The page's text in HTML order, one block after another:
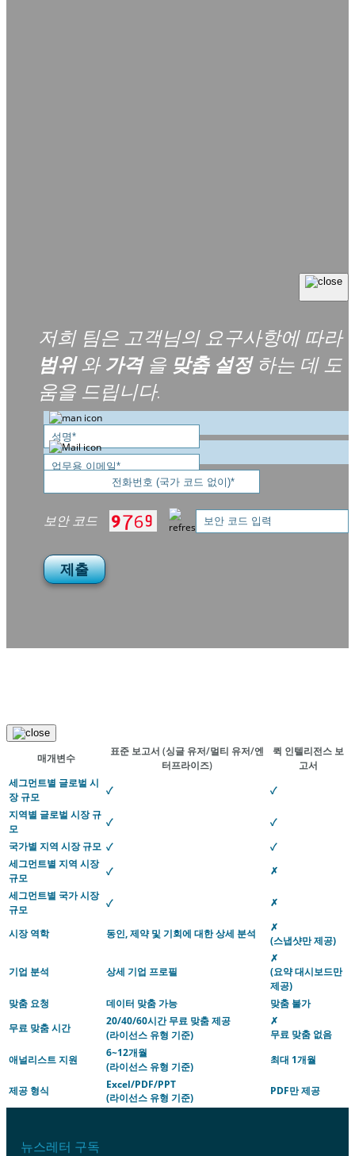
저희 팀은 고객님의 요구사항에 따라
범위와가격을 맞춤 설정하는 데 도
움을 드립니다.
보안 코드
제출
매개변수
표준 보고서 (싱글 유저/멀티 유저/엔
터프라이즈)
퀵 인텔리전스 보
고서
세그먼트별 글로벌 시
장 규모
✓
✓
지역별 글로벌 시장 규
모
✓
✓
국가별 지역 시장 규모 ✓
✓
세그먼트별 지역 시장
규모
✓
✗
세그먼트별 국가 시장
규모
✓ ✗
시장 역학 동인, 제약 및 기회에 대한 상세 분석
✗
(스냅샷만 제공)
기업 분석 상세 기업 프로필
✗
(요약 대시보드만
제공)
맞춤 요청
데이터 맞춤 가능
맞춤 불가
무료 맞춤 시간
20/40/60시간 무료 맞춤 제공
(라이선스 유형 기준)
✗
무료 맞춤 없음
애널리스트 지원
6~12개월
(라이선스 유형 기준)
최대 1개월
제공 형식
Excel/PDF/PPT
(라이선스 유형 기준)
PDF만 제공
뉴스레터 구독